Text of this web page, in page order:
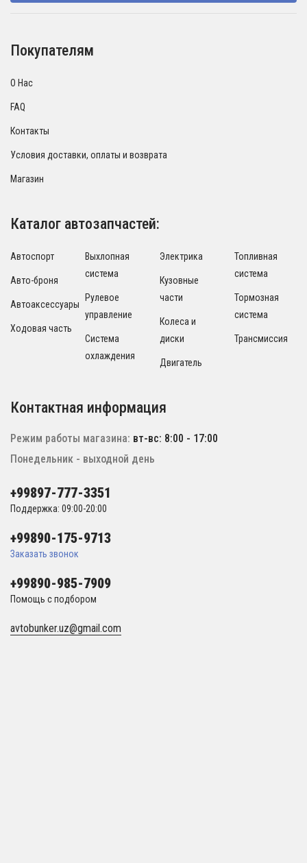
Покупателям
О Нас
FAQ
Контакты
Условия доставки, оплаты и возврата
Магазин
Каталог автозапчастей:
Автоспорт
Авто-броня
Автоаксессуары
Ходовая часть
Выхлопная
система
Рулевое
управление
Система
охлаждения
Электрика
Кузовные
части
Колеса и
диски
Двигатель
Топливная
система
Тормозная
система
Трансмиссия
Контактная информация
Режим работы магазина: вт-вс: 8:00 - 17:00
Понедельник - выходной день
+99897-777-3351
Поддержка: 09:00-20:00
+99890-175-9713
Заказать звонок
+99890-985-7909
Помощь с подбором
avtobunker.uz@gmail.com